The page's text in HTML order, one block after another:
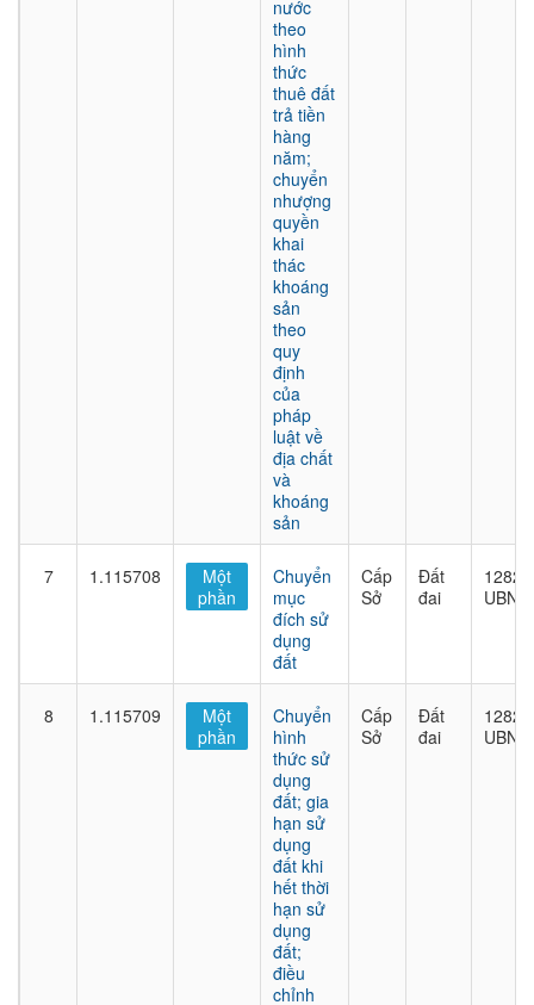
nước
theo
hình
thức
thuê đất
trả tiền
hàng
năm;
chuyển
nhượng
quyền
khai
thác
khoáng
sản
theo
quy
định
của
pháp
luật về
địa chất
và
khoáng
sản
7 1.115708
Một
phần
Chuyển
mục
đích sử
dụng
đất
Cấp
Sở
Đất
đai
1282/
UBND
8 1.115709
Một
phần
Chuyển
hình
thức sử
dụng
đất; gia
hạn sử
dụng
đất khi
hết thời
hạn sử
dụng
đất;
điều
chỉnh
Cấp
Sở
Đất
đai
1282/
UBND